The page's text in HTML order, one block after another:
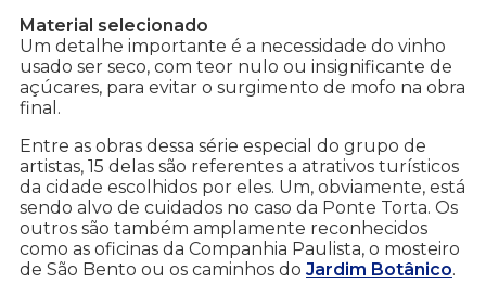
Material selecionado
Um detalhe importante é a necessidade do vinho
usado ser seco, com teor nulo ou insignificante de
açúcares, para evitar o surgimento de mofo na obra
final.
Entre as obras dessa série especial do grupo de
artistas, 15 delas são referentes a atrativos turísticos
da cidade escolhidos por eles. Um, obviamente, está
sendo alvo de cuidados no caso da Ponte Torta. Os
outros são também amplamente reconhecidos
como as oficinas da Companhia Paulista, o mosteiro
de São Bento ou os caminhos do Jardim Botânico.